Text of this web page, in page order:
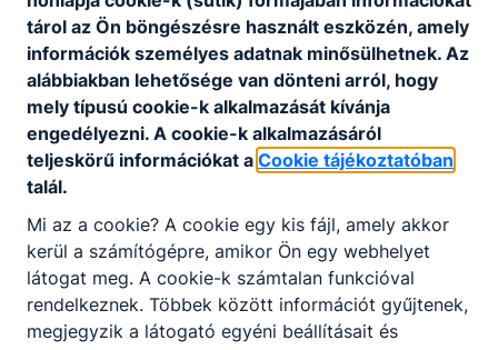
tárol az Ön böngészésre használt eszközén, amely
információk személyes adatnak minősülhetnek. Az
alábbiakban lehetősége van dönteni arról, hogy
mely típusú cookie-k alkalmazását kívánja
engedélyezni. A cookie-k alkalmazásáról
teljeskörű információkat a Cookie tájékoztatóban
talál.
Mi az a cookie? A cookie egy kis fájl, amely akkor
kerül a számítógépre, amikor Ön egy webhelyet
látogat meg. A cookie-k számtalan funkcióval
rendelkeznek. Többek között információt gyűjtenek,
megjegyzik a látogató egyéni beállításait és